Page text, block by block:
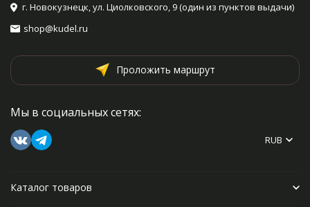
г. Новокузнецк, ул. Циолковского, 9 (один из пунктов выдачи)
shop@kudel.ru
Проложить маршрут
Мы в социальных сетях:
RUB
Каталог товаров